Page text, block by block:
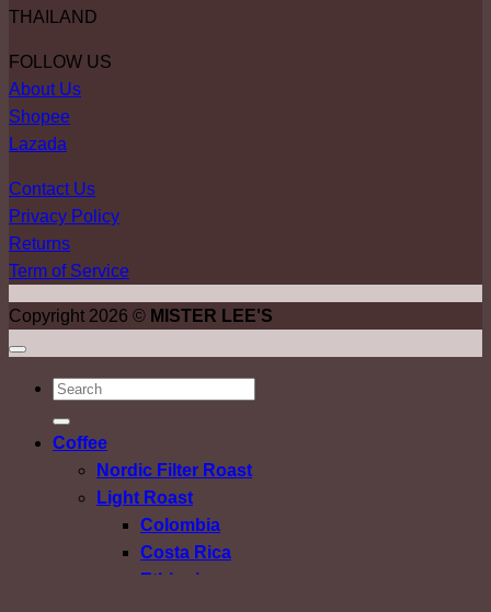
THAILAND
FOLLOW US
About Us
Shopee
Lazada
Contact Us
Privacy Policy
Returns
Term of Service
Copyright 2026 © MISTER LEE'S
ค้นหา:
Coffee
Nordic Filter Roast
Light Roast
Colombia
Costa Rica
Ethiopia